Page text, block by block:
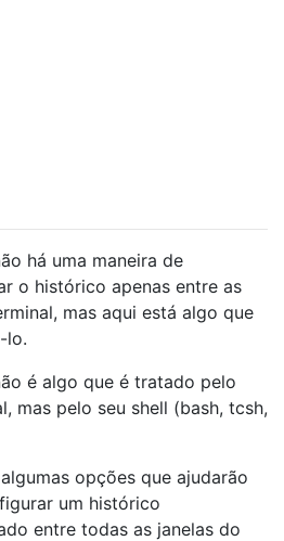
há uma maneira de
o histórico apenas entre as
mas aqui está algo que
lo.
é algo que é tratado pelo
mas pelo seu shell (bash, tcsh,
opções que ajudarão
um histórico
entre todas as janelas do